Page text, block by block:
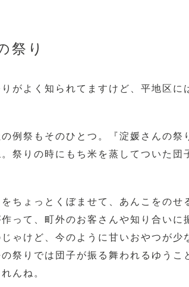
祭り
がよく知られてますけど、平地区に
例祭もそのひとつ。『淀媛さんの祭
祭りの時にもち米を蒸してついた団
ちょっとくぼませて、あんこをのせ
って、町外のお客さんや知り合いに
ゃけど、今のように甘いおやつが少
祭りでは団子が振る舞われるゆうこ
んね。